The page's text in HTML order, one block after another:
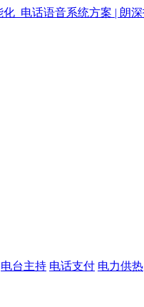
电台主持 电话支付 电力供热